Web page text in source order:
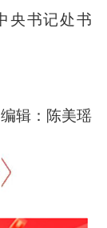
央书记处书
编辑：陈美瑶